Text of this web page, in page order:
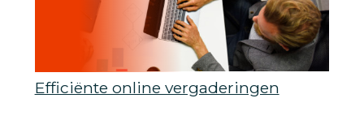
Efficiënte online vergaderingen